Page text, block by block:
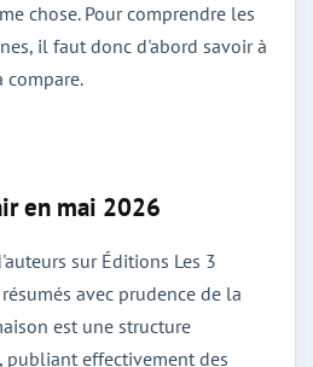
chose. Pour comprendre les
il faut donc d'abord savoir à
en mai 2026
sur Éditions Les 3
avec prudence de la
est une structure
publiant effectivement des